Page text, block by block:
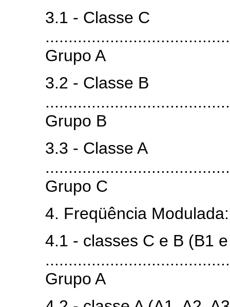
3.1 - Classe C
Grupo A
3.2 - Classe B
Grupo B
3.3 - Classe A
Grupo C
4. Freqüência Modulada:
4.1 - classes C e B (B1
Grupo A